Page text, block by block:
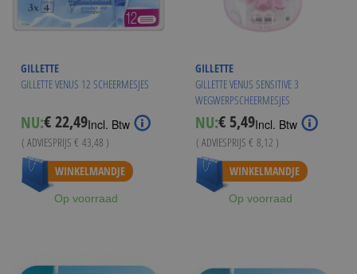
GILLETTE
GILLETTE VENUS 12 SCHEERMESJES
NU:Special
Price
€ 22,49Incl. Btw
( ADVIESPRIJS € 43,48 )
Vanaf € 21,99
WINKELMANDJE
Op voorraad
GILLETTE
GILLETTE VENUS SENSITIVE 3
WEGWERPSCHEERMESJES
NU:Special
Price
€ 5,49Incl. Btw
( ADVIESPRIJS € 8,12 )
Vanaf € 4,99
WINKELMANDJE
Op voorraad